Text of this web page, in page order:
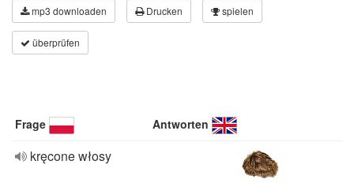
mp3 downloaden Drucken spielen
überprüfen
Frage Antworten
kręcone włosy